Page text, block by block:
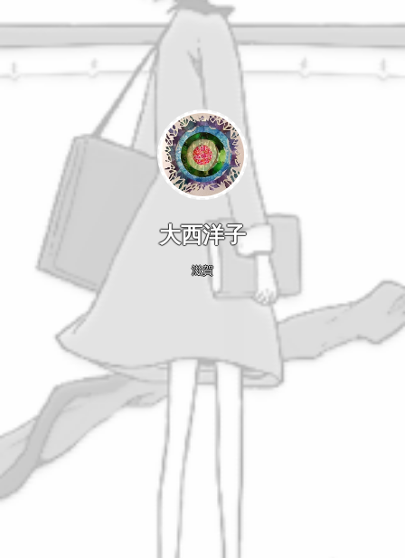
大西洋子
滋賀